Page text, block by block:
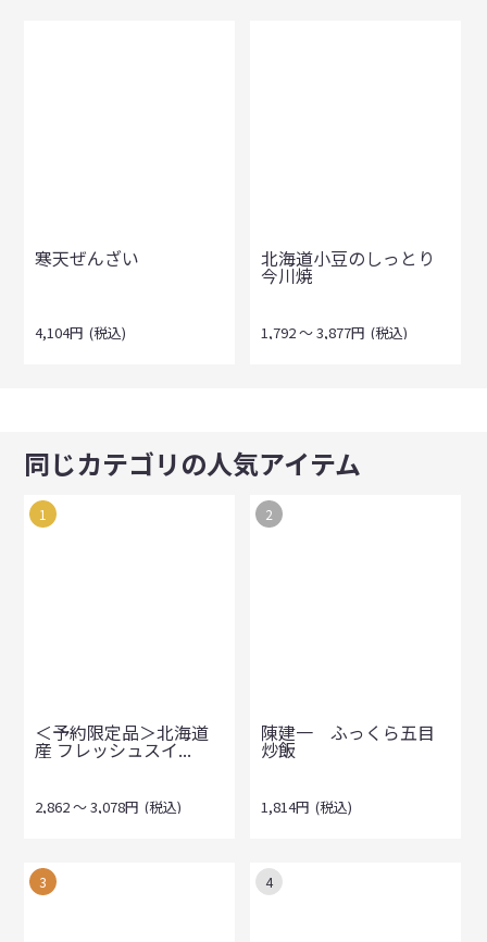
寒天ぜんざい
4,104円 (税込)
北海道小豆のしっとり
今川焼
1,792～3,877円 (税込)
同じカテゴリの人気アイテム
1
＜予約限定品＞北海道
産 フレッシュスイ...
2,862～3,078円 (税込)
2
陳建一 ふっくら五目
炒飯
1,814円 (税込)
3 4